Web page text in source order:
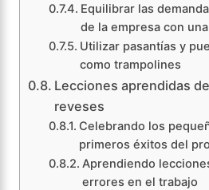
Equilibrar las
de la empresa con
Utilizar pasantías y
como trampolines
Lecciones aprendidas
reveses
Celebrando los
primeros éxitos del
Aprendiendo
errores en el trabajo